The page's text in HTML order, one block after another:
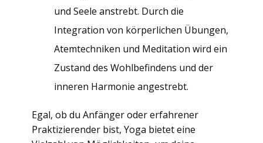
und Seele anstrebt. Durch die
Integration von körperlichen Übungen,
Atemtechniken und Meditation wird ein
Zustand des Wohlbefindens und der
inneren Harmonie angestrebt.
Egal, ob du Anfänger oder erfahrener
Praktizierender bist, Yoga bietet eine